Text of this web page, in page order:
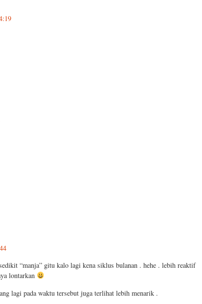
“manja” gitu kalo lagi kena siklus bulanan . hehe . lebih reaktif
lontarkan
lagi pada waktu tersebut juga terlihat lebih menarik .